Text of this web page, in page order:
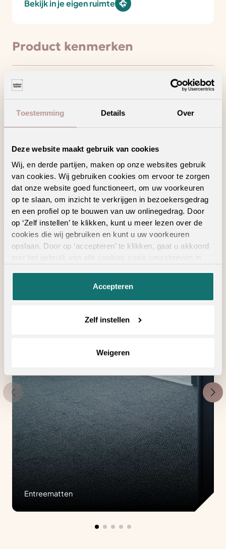
Toestemming Details Over
Deze website maakt gebruik van cookies
Wij, en derde partijen, maken op onze websites gebruik
van cookies. Wij gebruiken cookies om ervoor te zorgen
dat onze website goed functioneert, om uw voorkeuren
op te slaan, om inzicht te verkrijgen in bezoekersgedrag
en een profiel op te bouwen van uw onlinegedrag. Door
op ‘Zelf instellen’ te klikken, kunt u meer lezen over de
cookies die wij gebruiken en kunt u uw voorkeuren
opslaan. Door op ‘accepteren’ te klikken, gaat u akkoord
Accepteren
Zelf instellen
Weigeren
Bekijk in je eigen ruimte
Product kenmerken
Minder loopgeluid voor meer wooncomfort
Draagt bij aan een gezonder binnenklimaat
in hetzelfde decor
Geschikte
vloertoebehoren
Entreematten